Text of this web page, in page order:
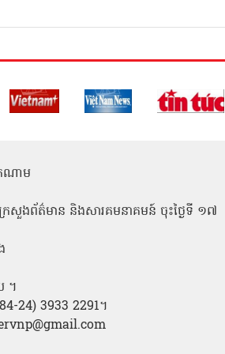
តណាម
សួងព័ត៌មាន និងសារគមនាគមន៍ ចុះថ្ងៃទី ១៧
។
24) 3933 2291។